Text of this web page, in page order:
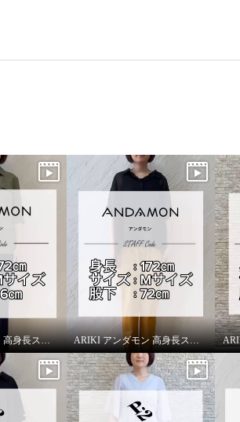
ARIKI アンダモン 高身長スタッフがはいてみました！ ARIKI アンダモン 高身長スタッフがはいてみました！